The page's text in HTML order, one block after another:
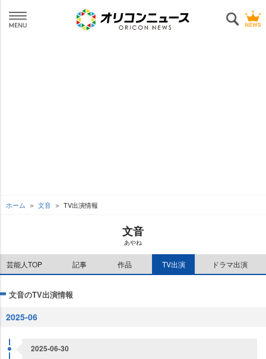
ホーム 文音 TV出演情報
文音
あやね
芸能人TOP 記事 作品 TV出演 ドラマ出演
文音のTV出演情報
2025-06
2025-06-30